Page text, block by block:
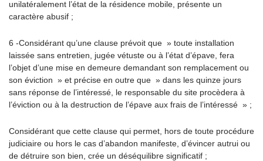
unilatéralement l’état de la résidence mobile, présente un
caractère abusif ;
6 -Considérant qu’une clause prévoit que » toute installation
laissée sans entretien, jugée vétuste ou à l’état d’épave, fera
l’objet d’une mise en demeure demandant son remplacement ou
son éviction » et précise en outre que » dans les quinze jours
sans réponse de l’intéressé, le responsable du site procèdera à
l’éviction ou à la destruction de l’épave aux frais de l’intéressé » ;
Considérant que cette clause qui permet, hors de toute procédure
judiciaire ou hors le cas d’abandon manifeste, d’évincer autrui ou
de détruire son bien, crée un déséquilibre significatif ;